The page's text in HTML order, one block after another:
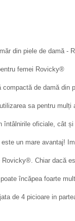
din piele de damă -
femei Rovicky®
compactă de damă din
sa pentru mulți
​​întâlnirile oficiale, cât și
un mare avantaj!
Rovicky®. Chiar dacă
încăpea foarte mult.
de 4 picioare in